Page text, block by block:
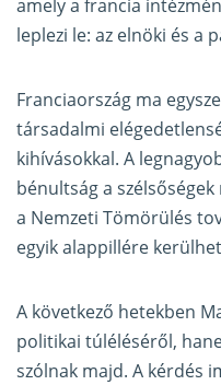
amely a francia
leplezi le: az elnöki és a
Franciaország ma
társadalmi
kihívásokkal. A
bénultság a
a Nemzeti Tömörülés
egyik alappillére
A következő hetekben
politikai túléléséről,
szólnak majd. A kérdés